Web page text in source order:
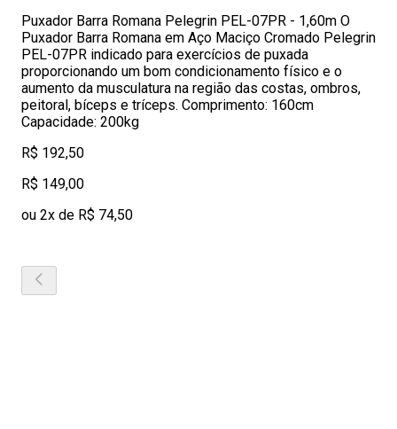
Puxador Barra Romana Pelegrin PEL-07PR - 1,60m O
Puxador Barra Romana em Aço Maciço Cromado Pelegrin
PEL-07PR indicado para exercícios de puxada
proporcionando um bom condicionamento físico e o
aumento da musculatura na região das costas, ombros,
peitoral, bíceps e tríceps. Comprimento: 160cm
Capacidade: 200kg
R$ 192,50
R$ 149,00
ou 2x de R$ 74,50